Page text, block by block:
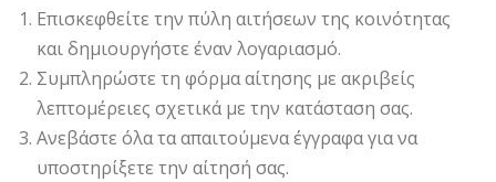
Επισκεφθείτε την πύλη αιτήσεων της κοινότητας
και δημιουργήστε έναν λογαριασμό.
Συμπληρώστε τη φόρμα αίτησης με ακριβείς
λεπτομέρειες σχετικά με την κατάσταση σας.
Ανεβάστε όλα τα απαιτούμενα έγγραφα για να
υποστηρίξετε την αίτησή σας.